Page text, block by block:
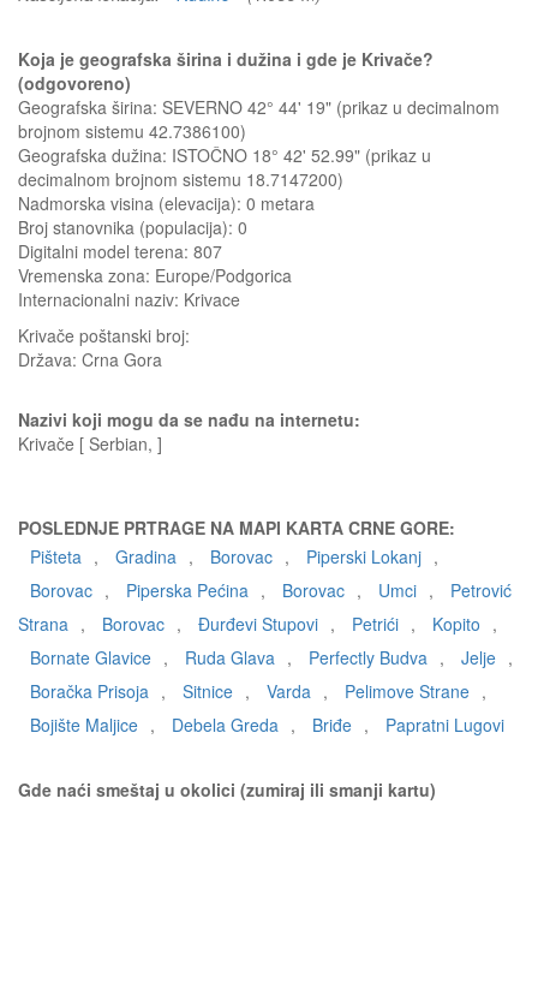
Koja je geografska širina i dužina i gde je Krivače?
(odgovoreno)
Geografska širina: SEVERNO 42° 44' 19" (prikaz u decimalnom
brojnom sistemu 42.7386100)
Geografska dužina: ISTOČNO 18° 42' 52.99" (prikaz u
decimalnom brojnom sistemu 18.7147200)
Nadmorska visina (elevacija): 0 metara
Broj stanovnika (populacija): 0
Digitalni model terena: 807
Vremenska zona: Europe/Podgorica
Internacionalni naziv: Krivace
Krivače poštanski broj:
Država: Crna Gora
Nazivi koji mogu da se nađu na internetu:
Krivače [ Serbian, ]
POSLEDNJE PRTRAGE NA MAPI KARTA CRNE GORE:
Pišteta , Gradina , Borovac , Piperski Lokanj ,
Borovac , Piperska Pećina , Borovac , Umci ,
Petrović
Strana , Borovac , Đurđevi Stupovi , Petrići , Kopito ,
Bornate Glavice , Ruda Glava , Perfectly Budva , Jelje ,
Boračka Prisoja , Sitnice , Varda , Pelimove Strane ,
Bojište Maljice , Debela Greda , Briđe , Papratni Lugovi
Gde naći smeštaj u okolici (zumiraj ili smanji kartu)